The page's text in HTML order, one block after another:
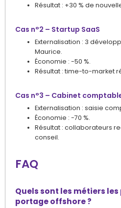
Résultat : +30 % de
Cas n°2 – Startup SaaS
Externalisation : 3
Maurice.
Économie : -50 %.
Résultat : time-to-market
Cas n°3 – Cabinet
Externalisation : saisie
Économie : -70 %.
Résultat : collaborateurs
conseil.
FAQ
Quels sont les métiers
portage offshore ?